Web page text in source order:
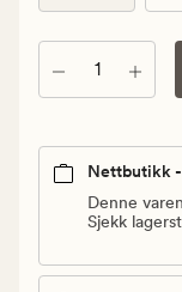
Antall
Nettbutikk -
Denne
Sjekk